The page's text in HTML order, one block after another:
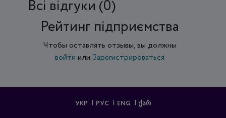
Всi відгуки (0)
Рейтинг підприємства
Чтобы оставлять отзывы, вы должны
войти или Зарегистрироваться
УКР РУС ENG ᲥᲐᲠ